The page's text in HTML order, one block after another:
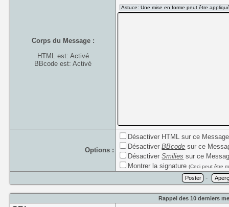
Corps du Message :
HTML est: Activé
BBcode est: Activé
Options :
Désactiver HTML sur ce Message
DésactiverBBcode sur ce
DésactiverSmilies sur ce
Montrer la signature(Ceci peut être
-
Rappel des 10 derniers